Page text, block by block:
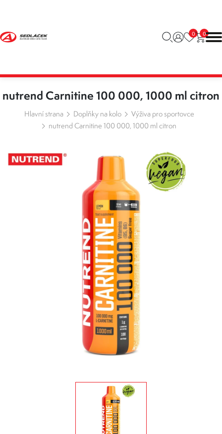
0 0
nutrend Carnitine 100 000, 1000 ml citron
Hlavní strana Doplňky na kolo
Výživa pro sportovce
nutrend Carnitine 100 000, 1000 ml citron